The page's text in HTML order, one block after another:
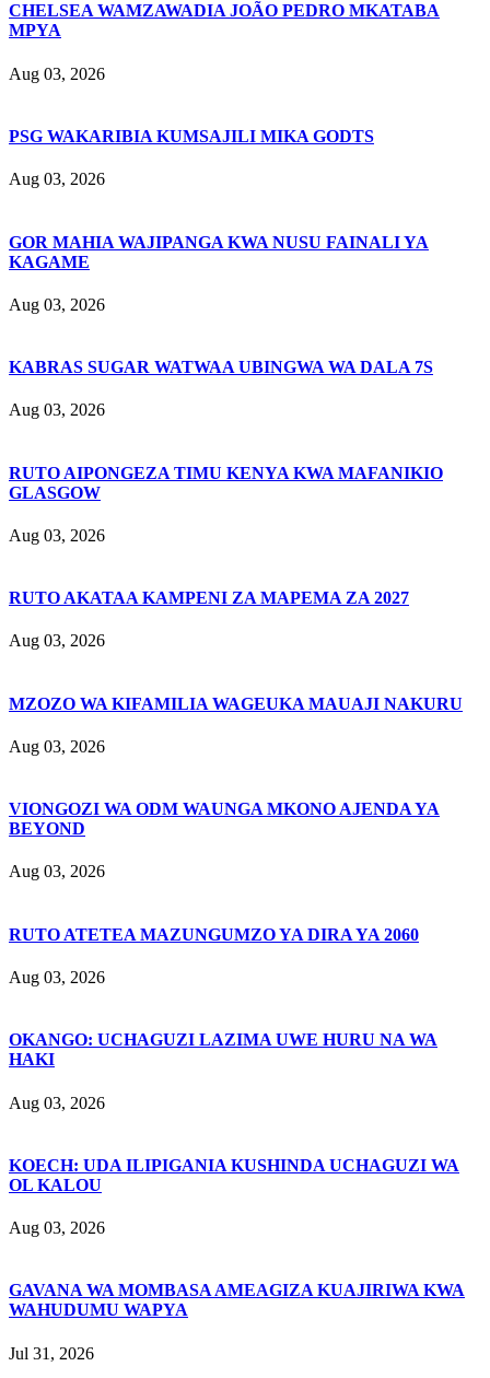
CHELSEA WAMZAWADIA JOÃO PEDRO MKATABA
MPYA
Aug 03, 2026
PSG WAKARIBIA KUMSAJILI MIKA GODTS
Aug 03, 2026
GOR MAHIA WAJIPANGA KWA NUSU FAINALI YA
KAGAME
Aug 03, 2026
KABRAS SUGAR WATWAA UBINGWA WA DALA 7S
Aug 03, 2026
RUTO AIPONGEZA TIMU KENYA KWA MAFANIKIO
GLASGOW
Aug 03, 2026
RUTO AKATAA KAMPENI ZA MAPEMA ZA 2027
Aug 03, 2026
MZOZO WA KIFAMILIA WAGEUKA MAUAJI NAKURU
Aug 03, 2026
VIONGOZI WA ODM WAUNGA MKONO AJENDA YA
BEYOND
Aug 03, 2026
RUTO ATETEA MAZUNGUMZO YA DIRA YA 2060
Aug 03, 2026
OKANGO: UCHAGUZI LAZIMA UWE HURU NA WA
HAKI
Aug 03, 2026
KOECH: UDA ILIPIGANIA KUSHINDA UCHAGUZI WA
OL KALOU
Aug 03, 2026
GAVANA WA MOMBASA AMEAGIZA KUAJIRIWA KWA
WAHUDUMU WAPYA
Jul 31, 2026